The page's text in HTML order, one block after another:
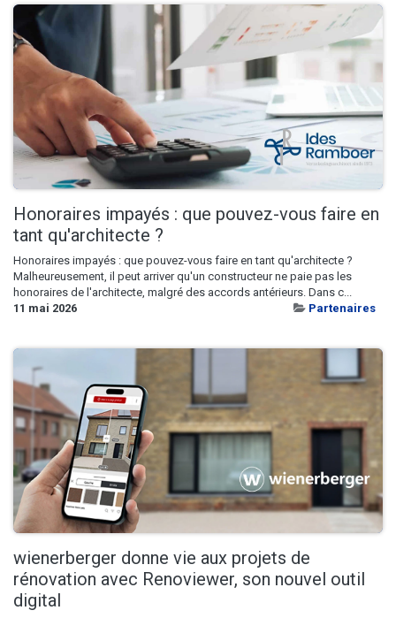
Honoraires impayés : que pouvez-vous faire en
tant qu'architecte ?
Honoraires impayés : que pouvez-vous faire en tant qu'architecte ?
Malheureusement, il peut arriver qu'un constructeur ne paie pas les
honoraires de l'architecte, malgré des accords antérieurs. Dans c...
11 mai 2026
Partenaires
wienerberger donne vie aux projets de
rénovation avec Renoviewer, son nouvel outil
digital